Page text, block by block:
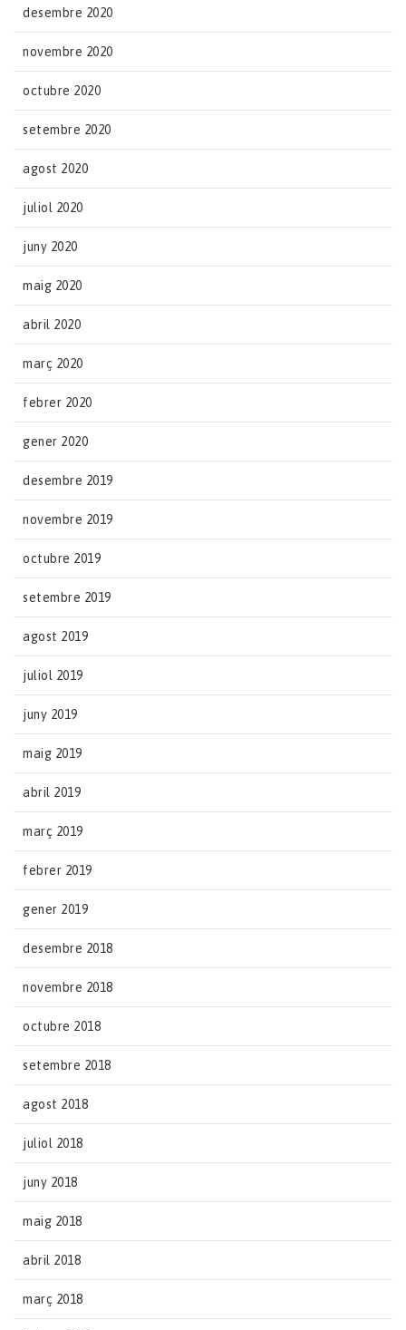
desembre 2020
novembre 2020
octubre 2020
setembre 2020
agost 2020
juliol 2020
juny 2020
maig 2020
abril 2020
març 2020
febrer 2020
gener 2020
desembre 2019
novembre 2019
octubre 2019
setembre 2019
agost 2019
juliol 2019
juny 2019
maig 2019
abril 2019
març 2019
febrer 2019
gener 2019
desembre 2018
novembre 2018
octubre 2018
setembre 2018
agost 2018
juliol 2018
juny 2018
maig 2018
abril 2018
març 2018